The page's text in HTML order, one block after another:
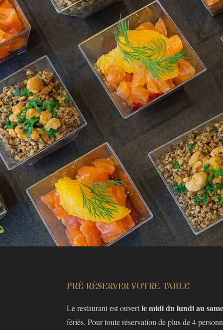
PRÉ-RÉSERVER VOTRE TABLE
Le restaurant est ouvertle midi du lundi au
fériés. Pour toute réservation de plus de 4